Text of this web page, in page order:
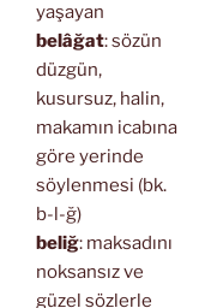
yaşayan
belâğat: sözün
düzgün,
kusursuz, halin,
makamın icabına
göre yerinde
söylenmesi (bk.
b-l-ğ)
beliğ: maksadını
noksansız ve
güzel sözlerle